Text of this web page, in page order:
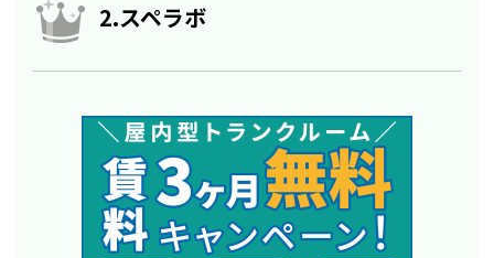
2.スペラボ